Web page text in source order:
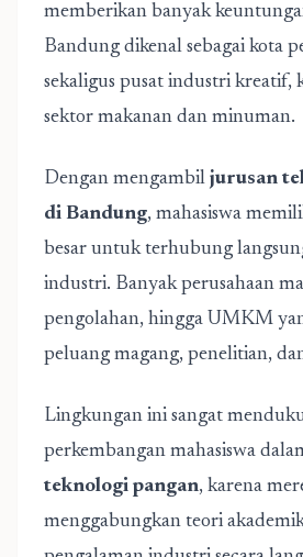
memberikan banyak
Bandung dikenal sebagai kota
sekaligus pusat industri kreatif,
sektor makanan dan minuman.
Dengan mengambil jurusan
di Bandung, mahasiswa
besar untuk terhubung
industri. Banyak perusahaan
pengolahan, hingga UMKM
peluang magang, penelitian,
Lingkungan ini sangat
perkembangan mahasiswa
teknologi pangan, karena
menggabungkan teori